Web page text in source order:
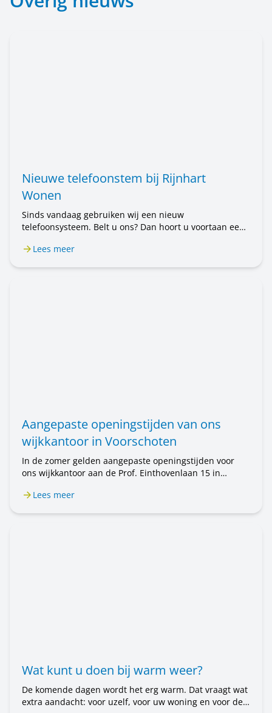
Nieuwe telefoonstem bij Rijnhart
Wonen
Sinds vandaag gebruiken wij een nieuw
telefoonsysteem. Belt u ons? Dan hoort u voortaan een
nog steeds met Rijnhart Wonen. Alleen de stem is
Lees meer
Aangepaste openingstijden van ons
wijkkantoor in Voorschoten
In de zomer gelden aangepaste openingstijden voor
ons wijkkantoor aan de Prof. Einthovenlaan 15 in
wijkkantoor alleen op afspraak geopend. Wilt u een
Lees meer
Wat kunt u doen bij warm weer?
De komende dagen wordt het erg warm. Dat vraagt wat
extra aandacht: voor uzelf, voor uw woning en voor de